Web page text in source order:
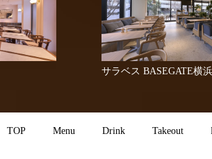
サラベス BASEGATE横
TOP Menu Drink Takeout